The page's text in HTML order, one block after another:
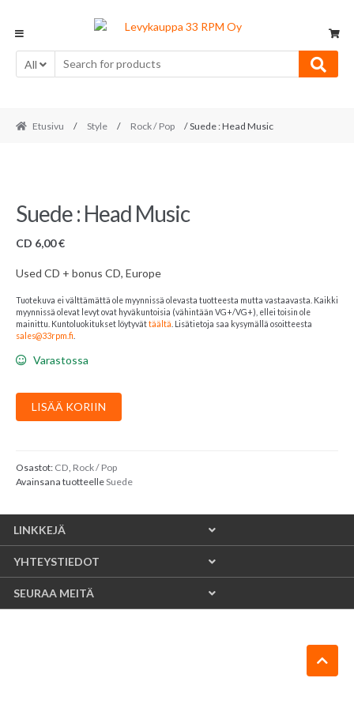
navigation
content
All
Etusivu / Style / Rock / Pop / Suede : Head Music
Suede : Head Music
CD 6,00€
Used CD + bonus CD, Europe
Tuotekuva ei välttämättä ole myynnissä olevasta tuotteesta mutta vastaavasta. Kaikki
myynnissä olevat levyt ovat hyväkuntoisia (vähintään VG+/VG+), ellei toisin ole
mainittu. Kuntoluokitukset löytyvättäältä . Lisätietoja saa kysymällä osoitteesta
sales@33rpm.fi
Varastossa
Suede
:
määrä
LISÄÄ KORIIN
Osastot: CD, Rock / Pop
Avainsana tuotteelleSuede
LINKKEJÄ
YHTEYSTIEDOT
SEURAA MEITÄ